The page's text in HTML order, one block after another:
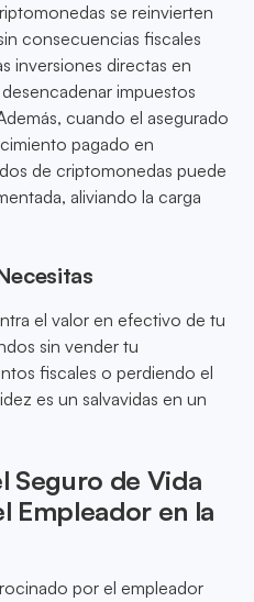
se reinvierten
consecuencias fiscales
inversiones directas en
impuestos
cuando el asegurado
pagado en
de criptomonedas puede
aliviando la carga
el valor en efectivo de tu
sin vender tu
fiscales o perdiendo el
es un salvavidas en un
Seguro de Vida
Empleador en la
por el empleador